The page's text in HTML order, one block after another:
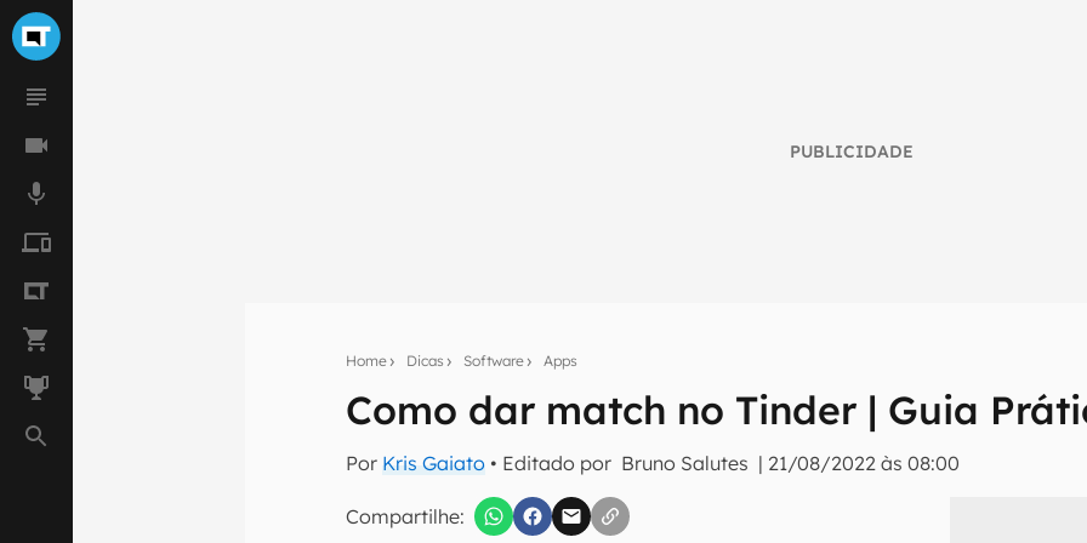
PUBLICIDADE
Home Dicas Software Apps
Como dar match no Tinder | Guia
Por Kris Gaiato • Editado por Bruno Salutes | 21/08/2022 às 08:00
Compartilhe:
Assine a newsletter do Canaltech e receba notícias e reviews sobre tecnologia